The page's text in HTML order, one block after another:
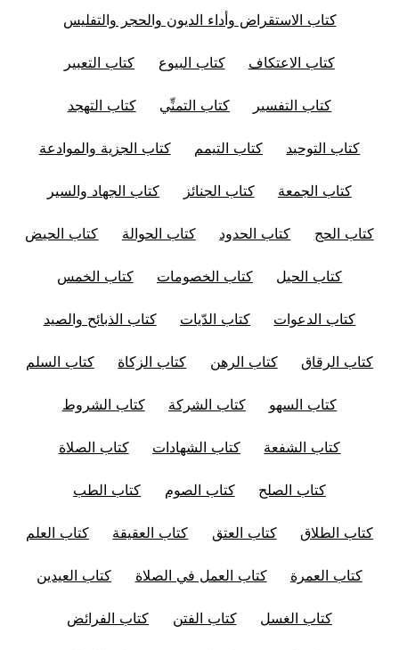
كتاب الاستقراض وأداء الديون والحجر والتفليس
كتاب الاعتكاف كتاب البيوع كتاب التعبير
كتاب التفسير كتاب التمنِّي كتاب التهجد
كتاب التوحيد كتاب التيمم كتاب الجزية والموادعة
كتاب الجمعة كتاب الجنائز كتاب الجهاد والسير
كتاب الحج كتاب الحدود كتاب الحوالة كتاب الحيض
كتاب الحيل كتاب الخصومات كتاب الخمس
كتاب الدعوات كتاب الدّيات كتاب الذبائح والصيد
كتاب الرقاق كتاب الرهن كتاب الزكاة كتاب السلم
كتاب السهو كتاب الشركة كتاب الشروط
كتاب الشفعة كتاب الشهادات كتاب الصلاة
كتاب الصلح كتاب الصوم كتاب الطب
كتاب الطلاق كتاب العتق كتاب العقيقة كتاب العلم
كتاب العمرة كتاب العمل في الصلاة كتاب العيدين
كتاب الغسل كتاب الفتن كتاب الفرائض